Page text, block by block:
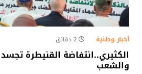
أخبار وطنية 2 دقائق
الكثيري..انتفاضة القنيطرة
والشعب